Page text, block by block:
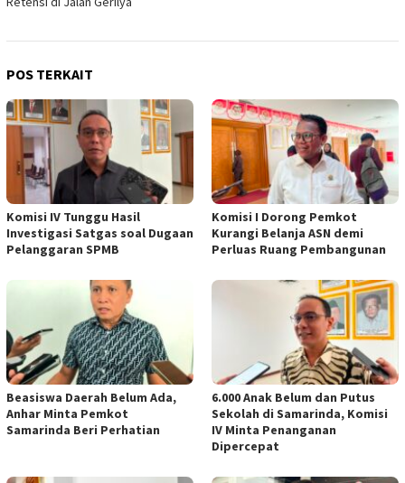
POS TERKAIT
Komisi IV Tunggu Hasil
Investigasi Satgas soal Dugaan
Pelanggaran SPMB
Komisi I Dorong Pemkot
Kurangi Belanja ASN demi
Perluas Ruang Pembangunan
Beasiswa Daerah Belum Ada,
Anhar Minta Pemkot
Samarinda Beri Perhatian
6.000 Anak Belum dan Putus
Sekolah di Samarinda, Komisi
IV Minta Penanganan
Dipercepat